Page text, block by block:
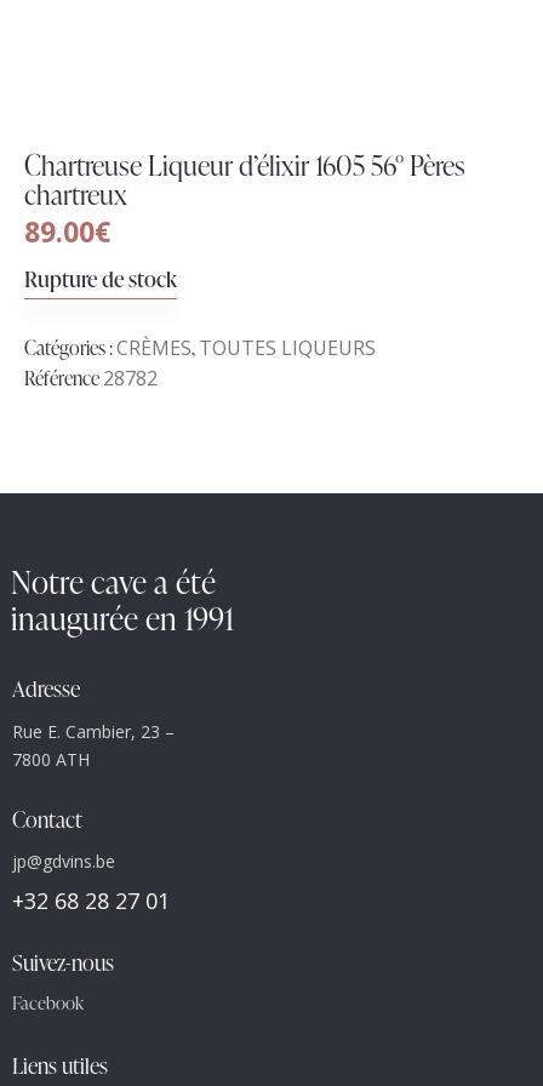
Chartreuse Liqueur d’élixir 1605 56° Pères
chartreux
89.00€
Rupture de stock
Catégories :CRÈMES,TOUTES LIQUEURS
Référence28782
Notre cave a été
inaugurée en 1991
Adresse
Rue E. Cambier, 23 –
7800 ATH
Contact
jp@gdvins.be
+32 68 28 27 01
Suivez-nous
Facebook
Liens utiles